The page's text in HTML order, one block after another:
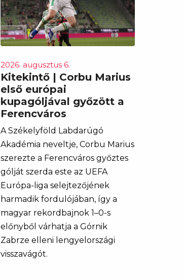
2026. augusztus 6.
Kitekintő | Corbu Marius
első európai
kupagóljával győzött a
Ferencváros
A Székelyföld Labdarúgó
Akadémia neveltje, Corbu Marius
szerezte a Ferencváros győztes
gólját szerda este az UEFA
Európa-liga selejtezőjének
harmadik fordulójában, így a
magyar rekordbajnok 1–0-s
előnyből várhatja a Górnik
Zabrze elleni lengyelországi
visszavágót.